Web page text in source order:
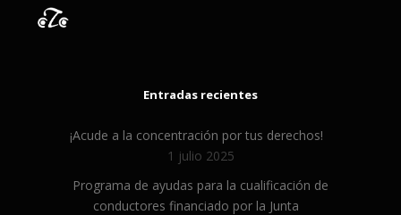
Entradas recientes
¡Acude a la concentración por tus derechos!
1 julio 2025
Programa de ayudas para la cualificación de
conductores financiado por la Junta